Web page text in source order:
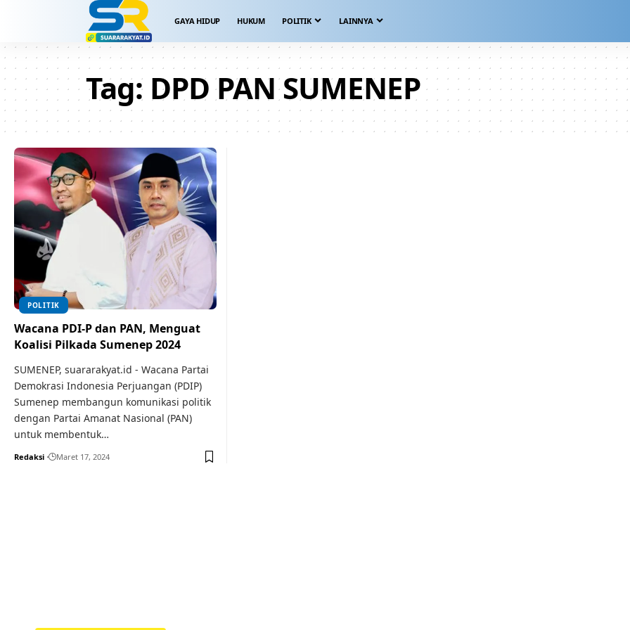
GAYA HIDUP HUKUM POLITIK LAINNYA
Tag: DPD PAN SUMENEP
POLITIK
Wacana PDI-P dan PAN, Menguat
Koalisi Pilkada Sumenep 2024
SUMENEP, suararakyat.id - Wacana Partai
Demokrasi Indonesia Perjuangan (PDIP)
Sumenep membangun komunikasi politik
dengan Partai Amanat Nasional (PAN)
untuk membentuk…
Redaksi Maret 17, 2024